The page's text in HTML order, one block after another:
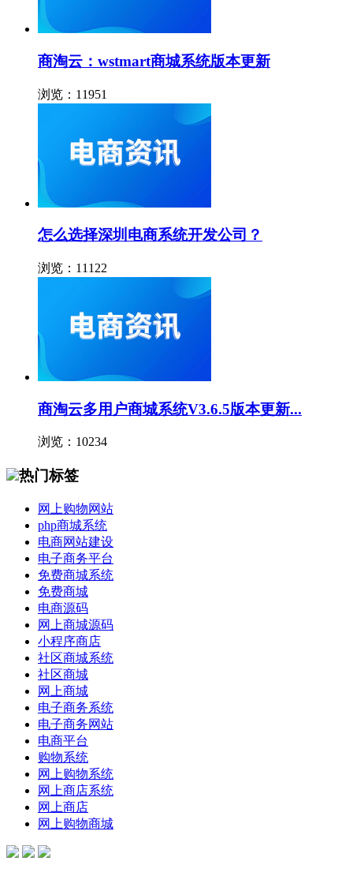
商淘云：wstmart商城系统版本更新
浏览：11951
怎么选择深圳电商系统开发公司？
浏览：11122
商淘云多用户商城系统V3.6.5版本更新...
浏览：10234
热门标签
网上购物网站
php商城系统
电商网站建设
电子商务平台
免费商城系统
免费商城
电商源码
网上商城源码
小程序商店
社区商城系统
社区商城
网上商城
电子商务系统
电子商务网站
电商平台
购物系统
网上购物系统
网上商店系统
网上商店
网上购物商城